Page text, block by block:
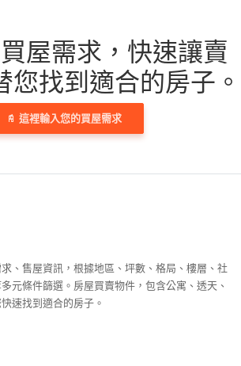
屋需求， 快速讓賣
您找到適合的房子。
這裡輸入您的買屋需求
、售屋資訊，根據地區、坪數、格局、樓層、社
元條件篩選。房屋買賣物件，包含公寓、透天、
速找到適合的房子。